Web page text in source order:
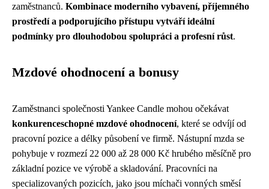
zaměstnanců. Kombinace moderního vybavení, příjemného
prostředí a podporujícího přístupu vytváří ideální
podmínky pro dlouhodobou spolupráci a profesní růst.
Mzdové ohodnocení a bonusy
Zaměstnanci společnosti Yankee Candle mohou očekávat
konkurenceschopné mzdové ohodnocení, které se odvíjí od
pracovní pozice a délky působení ve firmě. Nástupní mzda se
pohybuje v rozmezí 22 000 až 28 000 Kč hrubého měsíčně pro
základní pozice ve výrobě a skladování. Pracovníci na
specializovaných pozicích, jako jsou míchači vonných směsí